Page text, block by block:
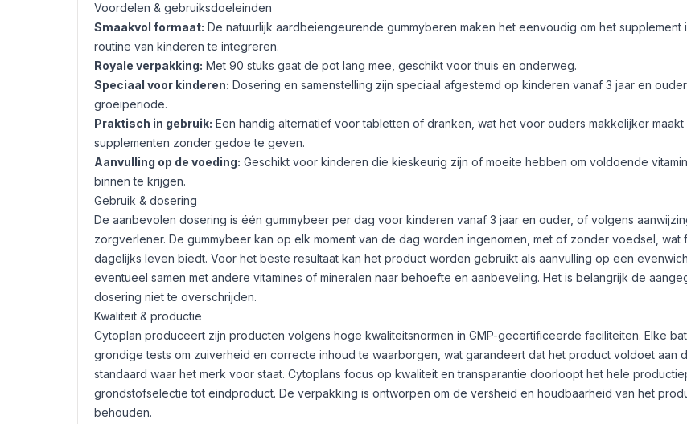
Voordelen & gebruiksdoeleinden
Smaakvol formaat: De natuurlijk aardbeiengeurende gummyberen maken het eenvoudig om het supplement
routine van kinderen te integreren.
Royale verpakking: Met 90 stuks gaat de pot lang mee, geschikt voor thuis en onderweg.
Speciaal voor kinderen: Dosering en samenstelling zijn speciaal afgestemd op kinderen vanaf 3 jaar en
groeiperiode.
Praktisch in gebruik: Een handig alternatief voor tabletten of dranken, wat het voor ouders makkelijker maakt
supplementen zonder gedoe te geven.
Aanvulling op de voeding: Geschikt voor kinderen die kieskeurig zijn of moeite hebben om voldoende
binnen te krijgen.
Gebruik & dosering
De aanbevolen dosering is één gummybeer per dag voor kinderen vanaf 3 jaar en ouder, of volgens
zorgverlener. De gummybeer kan op elk moment van de dag worden ingenomen, met of zonder voedsel, wat
dagelijks leven biedt. Voor het beste resultaat kan het product worden gebruikt als aanvulling op een
eventueel samen met andere vitamines of mineralen naar behoefte en aanbeveling. Het is belangrijk de
dosering niet te overschrijden.
Kwaliteit & productie
Cytoplan produceert zijn producten volgens hoge kwaliteitsnormen in GMP-gecertificeerde faciliteiten. Elke
grondige tests om zuiverheid en correcte inhoud te waarborgen, wat garandeert dat het product voldoet aan
standaard waar het merk voor staat. Cytoplans focus op kwaliteit en transparantie doorloopt het hele
grondstofselectie tot eindproduct. De verpakking is ontworpen om de versheid en houdbaarheid van het
behouden.